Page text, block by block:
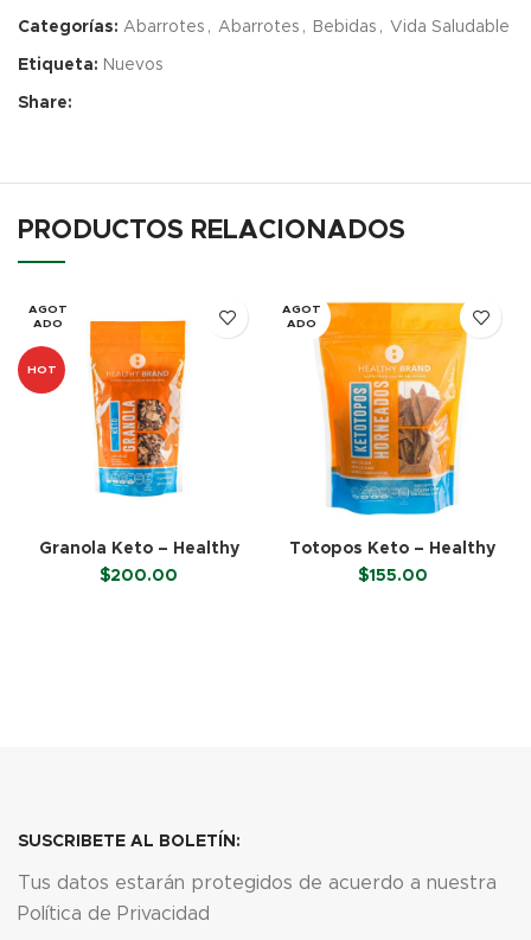
Categorías: Abarrotes , Abarrotes , Bebidas , Vida Saludable
Etiqueta: Nuevos
Share:
PRODUCTOS RELACIONADOS
AGOT
ADO
HOT
Granola Keto – Healthy
Brand (250 g)
$200.00
AGOT
ADO
Totopos Keto – Healthy
Brand (100 g)
$155.00
SUSCRIBETE AL BOLETÍN:
Tus datos estarán protegidos de acuerdo a nuestra
Política de Privacidad